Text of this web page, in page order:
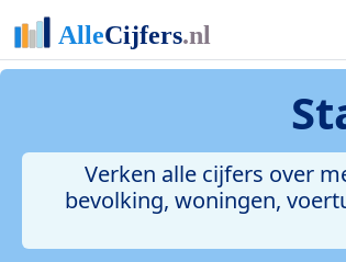
Verken alle cijfers over
bevolking, woningen,